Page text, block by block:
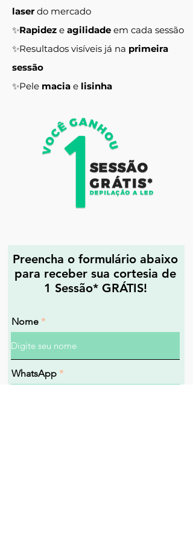
Preencha o formulário abaixo
para receber sua cortesia de
1 Sessão* GRÁTIS!
Nome
WhatsApp
laserdo mercado
✨Rapidez e agilidade em cada sessão
✨Resultados visíveis já na primeira
sessão
✨Pele macia e lisinha